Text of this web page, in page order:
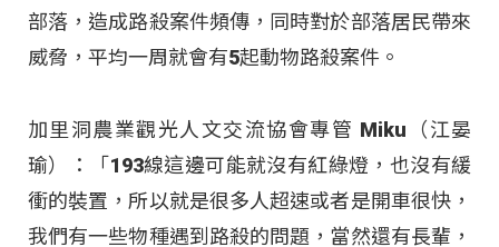
部落，造成路殺案件頻傳，同時對於部落居民帶來
威脅，平均一周就會有5起動物路殺案件。
加里洞農業觀光人文交流協會專管 Miku（江晏
瑜）：「193線這邊可能就沒有紅綠燈，也沒有緩
衝的裝置，所以就是很多人超速或者是開車很快，
我們有一些物種遇到路殺的問題，當然還有長輩，